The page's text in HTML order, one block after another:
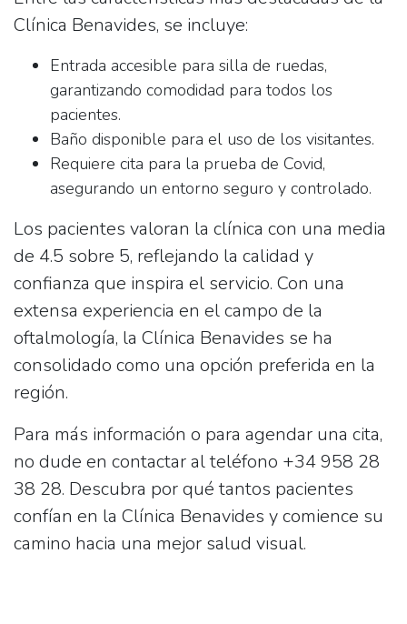
Clínica Benavides, se incluye:
Entrada accesible para silla de ruedas,
garantizando comodidad para todos los
pacientes.
Baño disponible para el uso de los visitantes.
Requiere cita para la prueba de Covid,
asegurando un entorno seguro y controlado.
Los pacientes valoran la clínica con una media
de 4.5 sobre 5, reflejando la calidad y
confianza que inspira el servicio. Con una
extensa experiencia en el campo de la
oftalmología, la Clínica Benavides se ha
consolidado como una opción preferida en la
región.
Para más información o para agendar una cita,
no dude en contactar al teléfono +34 958 28
38 28. Descubra por qué tantos pacientes
confían en la Clínica Benavides y comience su
camino hacia una mejor salud visual.